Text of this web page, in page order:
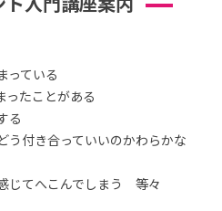
っている
ったことがある
る
う付き合っていいのかわらかな
じてへこんでしまう 等々